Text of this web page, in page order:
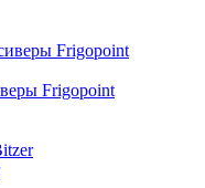
Frigopoint
Frigopoint